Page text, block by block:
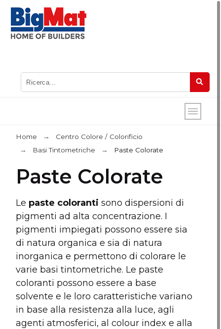
Home
Centro Colore / Colorificio
Basi Tintometriche
Paste Colorate
Paste Colorate
Le paste coloranti sono dispersioni di
pigmenti ad alta concentrazione. I
pigmenti impiegati possono essere sia
di natura organica e sia di natura
inorganica e permettono di colorare le
varie basi tintometriche. Le paste
coloranti possono essere a base
solvente e le loro caratteristiche variano
in base alla resistenza alla luce, agli
agenti atmosferici, al colour index e alla